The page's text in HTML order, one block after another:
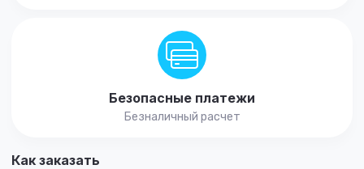
Безопасные платежи
Безналичный расчет
Как заказать